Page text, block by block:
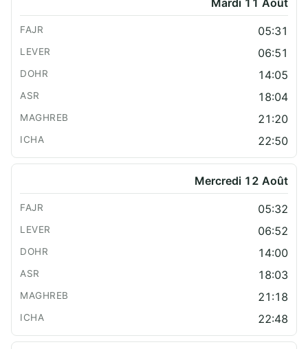
05:31
06:51
14:05
18:04
21:20
22:50
Mercredi 12 Août
05:32
06:52
14:00
18:03
21:18
22:48